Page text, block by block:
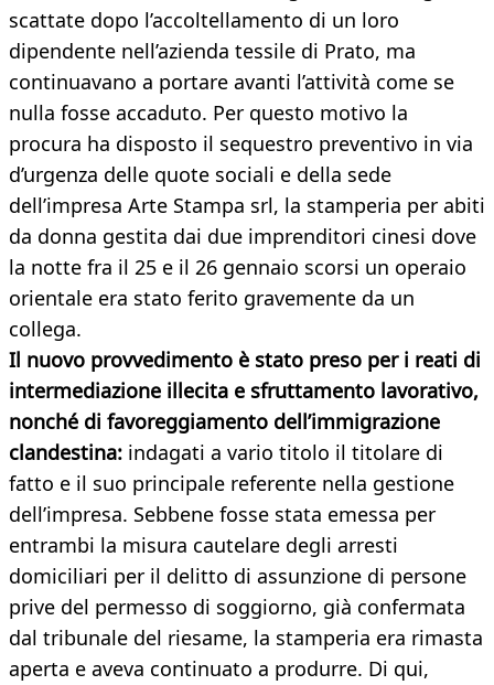
scattate dopo l’accoltellamento di un loro
dipendente nell’azienda tessile di Prato, ma
continuavano a portare avanti l’attività come se
nulla fosse accaduto. Per questo motivo la
procura ha disposto il sequestro preventivo in via
d’urgenza delle quote sociali e della sede
dell’impresa Arte Stampa srl, la stamperia per abiti
da donna gestita dai due imprenditori cinesi dove
la notte fra il 25 e il 26 gennaio scorsi un operaio
orientale era stato ferito gravemente da un
collega.
Il nuovo provvedimento è stato preso per i reati di
intermediazione illecita e sfruttamento lavorativo,
nonché di favoreggiamento dell’immigrazione
clandestina: indagati a vario titolo il titolare di
fatto e il suo principale referente nella gestione
dell’impresa. Sebbene fosse stata emessa per
entrambi la misura cautelare degli arresti
domiciliari per il delitto di assunzione di persone
prive del permesso di soggiorno, già confermata
dal tribunale del riesame, la stamperia era rimasta
aperta e aveva continuato a produrre. Di qui,